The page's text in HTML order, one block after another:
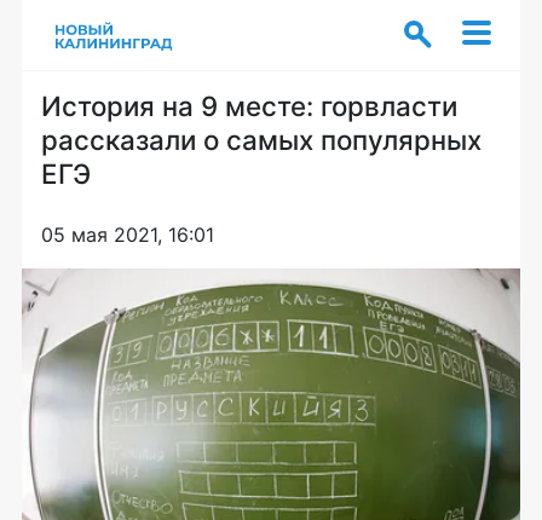
История на 9 месте: горвласти
рассказали о самых популярных
ЕГЭ
05 мая 2021, 16:01